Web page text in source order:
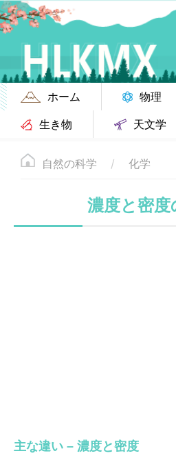
ホーム 物理
生き物
天文学
自然の科学 化学
濃度と密度
主な違い – 濃度と密度